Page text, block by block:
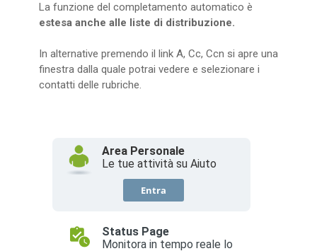
La funzione del completamento automatico è
estesa anche alle liste di distribuzione.
In alternative premendo il link A, Cc, Ccn si apre una
finestra dalla quale potrai vedere e selezionare i
contatti delle rubriche.